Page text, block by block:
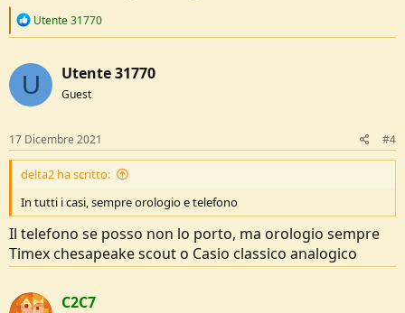
R
c
i
o
s
:
Utente 31770
U Utente 31770
Guest
17 Dicembre 2021 #4
delta2 ha scritto:
In tutti i casi, sempre orologio e telefono
Il telefono se posso non lo porto, ma orologio sempre
Timex chesapeake scout o Casio classico analogico
C2C7